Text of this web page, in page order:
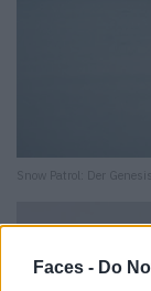
Faces - Do
Snow Patrol: Der